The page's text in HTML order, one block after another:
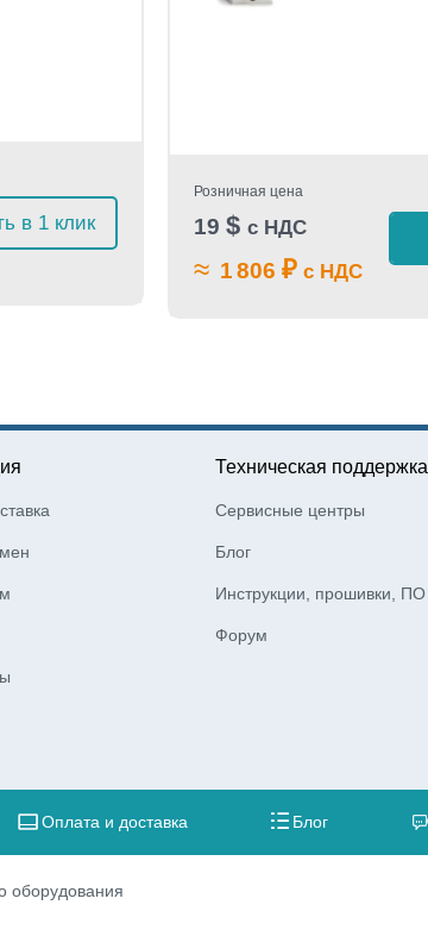
в 1 клик
Розничная цена
19 $ с НДС
≈ 1 806 ₽ с НДС
Техническая поддержка
Сервисные центры
Блог
Инструкции, прошивки, ПО
Форум
Оплата и доставка Блог
оборудования